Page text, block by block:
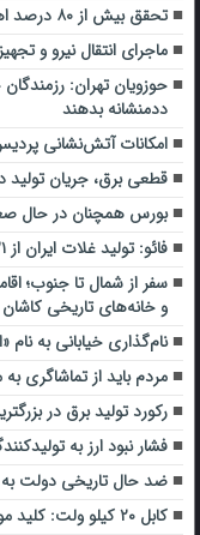
تحقق بیش از ۸۰ درصد اهداف توسعه شبکه حمل و نقل در سال جاری
ماجرای انتقال نیرو و
حوزویان تهران:
ددمنشانه بدهند
امکانات آتش‌نشانی
قطعی برق، جریان تولید
بورس همچنان در حال صعود/ رشد ۳۶
فائو: تولید غلات ایران از ۲۱ میلیون تن گذشت
سفر از شمال تا جنوب؛
و خانه‌های تاریخی کاشان
نام‌گذاری خیابانی به نام
مردم باید از تماشاگری
رکورد تولید برق در
فشار نبود ارز به
ضد حال تاریخی دولت به
کابل ۲۰ کیلو ولت: کلید موفقیت در انتقال انرژی مدرن